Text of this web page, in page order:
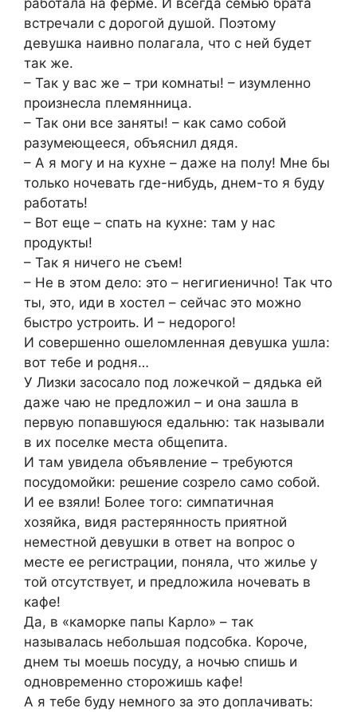
встречали с дорогой душой. Поэтому
девушка наивно полагала, что с ней будет
так же.
– Так у вас же – три комнаты! – изумленно
произнесла племянница.
– Так они все заняты! – как само собой
разумеющееся, объяснил дядя.
– А я могу и на кухне – даже на полу! Мне бы
только ночевать где-нибудь, днем-то я буду
работать!
– Вот еще – спать на кухне: там у нас
продукты!
– Так я ничего не съем!
– Не в этом дело: это – негигиенично! Так что
ты, это, иди в хостел – сейчас это можно
быстро устроить. И – недорого!
И совершенно ошеломленная девушка ушла:
вот тебе и родня…
У Лизки засосало под ложечкой – дядька ей
даже чаю не предложил – и она зашла в
первую попавшуюся едальню: так называли
в их поселке места общепита.
И там увидела объявление – требуются
посудомойки: решение созрело само собой.
И ее взяли! Более того: симпатичная
хозяйка, видя растерянность приятной
неместной девушки в ответ на вопрос о
месте ее регистрации, поняла, что жилье у
той отсутствует, и предложила ночевать в
кафе!
Да, в «каморке папы Карло» – так
называлась небольшая подсобка. Короче,
днем ты моешь посуду, а ночью спишь и
одновременно сторожишь кафе!
А я тебе буду немного за это доплачивать: